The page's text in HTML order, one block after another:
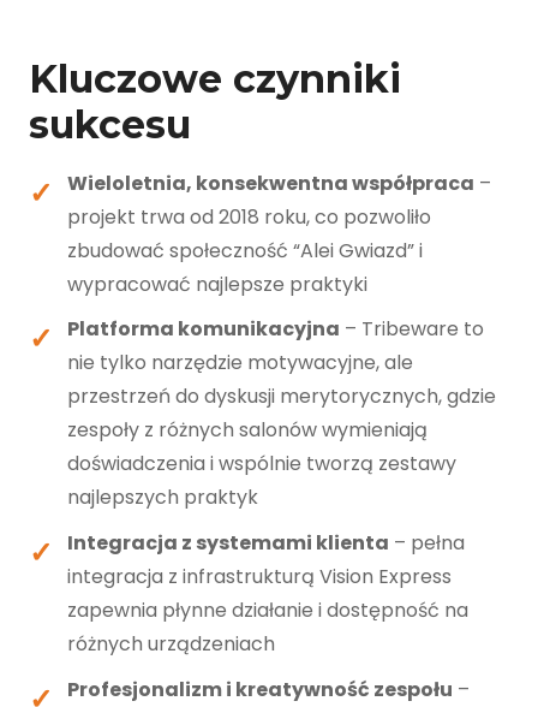
Kluczowe czynniki
sukcesu
Wieloletnia, konsekwentna współpraca –
projekt trwa od 2018 roku, co pozwoliło
zbudować społeczność “Alei Gwiazd” i
wypracować najlepsze praktyki
Platforma komunikacyjna – Tribeware to
nie tylko narzędzie motywacyjne, ale
przestrzeń do dyskusji merytorycznych, gdzie
zespoły z różnych salonów wymieniają
doświadczenia i wspólnie tworzą zestawy
najlepszych praktyk
Integracja z systemami klienta – pełna
integracja z infrastrukturą Vision Express
zapewnia płynne działanie i dostępność na
różnych urządzeniach
Profesjonalizm i kreatywność zespołu –